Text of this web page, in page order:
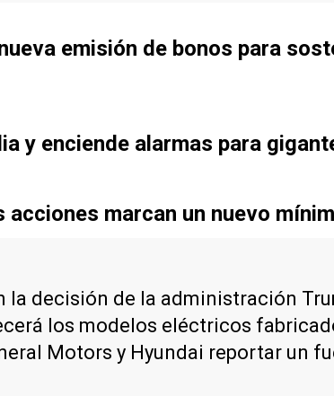
emisión de bonos para
y enciende alarmas para
marcan un nuevo
la decisión de la administración
los modelos eléctricos
Motors y Hyundai reportar un